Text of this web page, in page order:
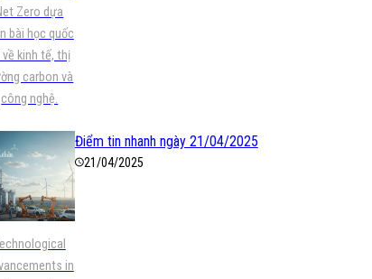
Zero dựa
bài học quốc
kinh tế, thị
carbon và
công nghệ.
in
Điểm tin nhanh ngày 21/04/2025
21/04/2025